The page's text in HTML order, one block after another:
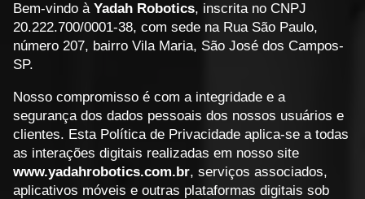
Bem-vindo à Yadah Robotics, inscrita no CNPJ
20.222.700/0001-38, com sede na Rua São Paulo,
número 207, bairro Vila Maria, São José dos Campos-
SP.
Nosso compromisso é com a integridade e a
segurança dos dados pessoais dos nossos usuários e
clientes. Esta Política de Privacidade aplica-se a todas
as interações digitais realizadas em nosso site
www.yadahrobotics.com.br, serviços associados,
aplicativos móveis e outras plataformas digitais sob